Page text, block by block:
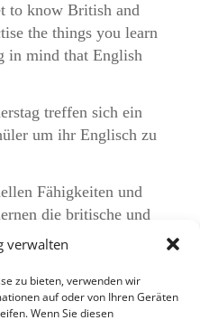
verwalten
zu bieten, verwenden wir
auf oder von Ihren Geräten
Wenn Sie diesen
to know British and
the things you learn
in mind that English
treffen sich ein
um ihr Englisch zu
Fähigkeiten und
die britische und
kennen und üben, was
Dabei vergessen wir
Spaß machen kann.